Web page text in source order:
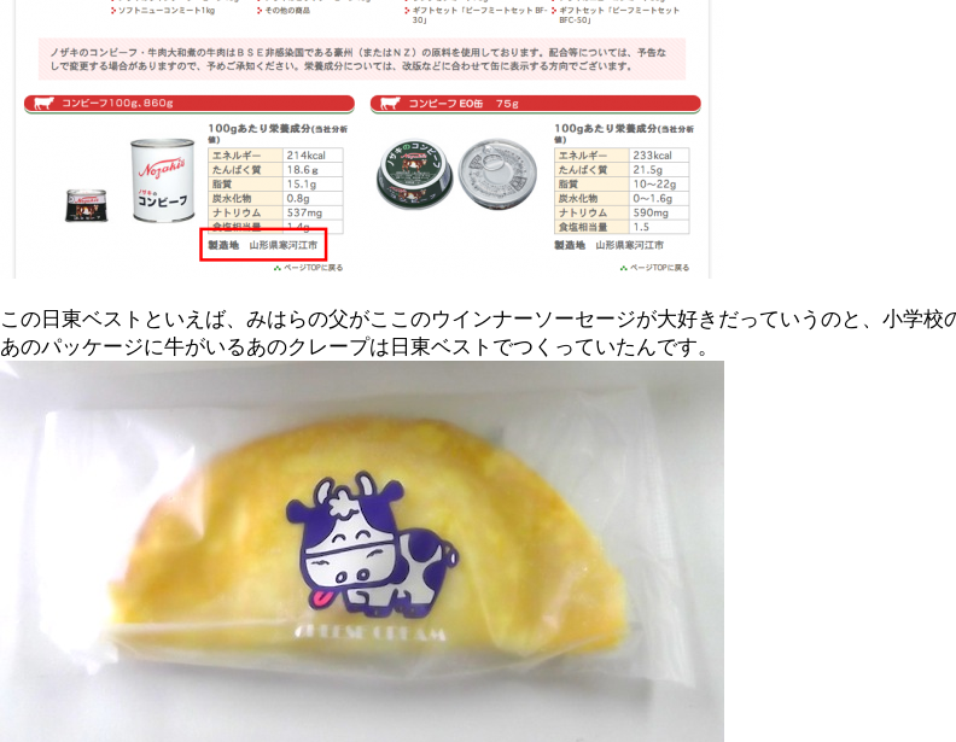
この日東ベストといえば、みはらの父がここのウインナーソーセージが大好きだっていうのと、小学
あのパッケージに牛がいるあのクレープは日東ベストでつくっていたんです。